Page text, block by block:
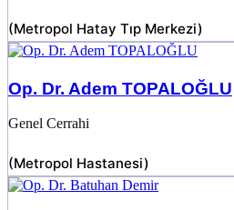
(Metropol Hatay Tıp Merkezi)
Op. Dr. Adem TOPALOĞLU
Genel Cerrahi
(Metropol Hastanesi)